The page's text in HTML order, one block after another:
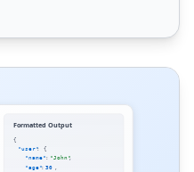
- Embellir et Valider JSON